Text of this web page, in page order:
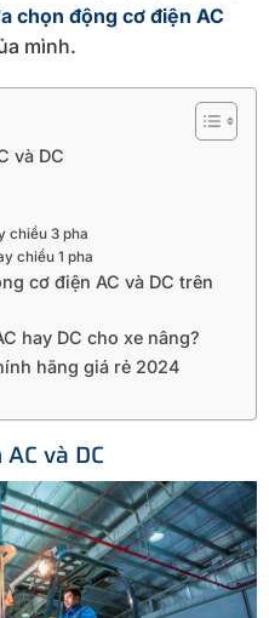
chọn động cơ điện AC
mình.
và DC
chiều 3 pha
chiều 1 pha
cơ điện AC và DC trên
hay DC cho xe nâng?
hãng giá rẻ 2024
và DC